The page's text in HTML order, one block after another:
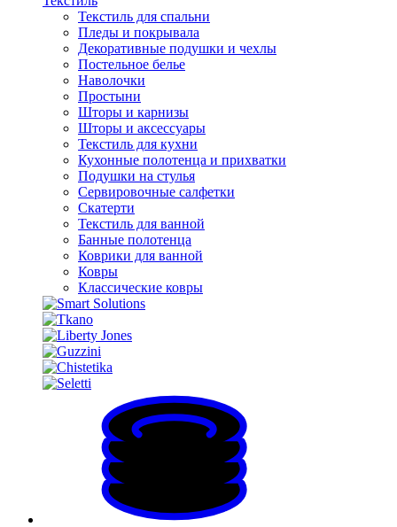
Текстиль для спальни
Пледы и покрывала
Декоративные подушки и чехлы
Постельное белье
Наволочки
Простыни
Шторы и карнизы
Шторы и аксессуары
Текстиль для кухни
Кухонные полотенца и прихватки
Подушки на стулья
Сервировочные салфетки
Скатерти
Текстиль для ванной
Банные полотенца
Коврики для ванной
Ковры
Классические ковры